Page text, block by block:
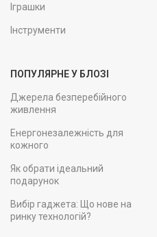
Іграшки
Інструменти
ПОПУЛЯРНЕ У БЛОЗІ
Джерела безперебійного
живлення
Енергонезалежність для
кожного
Як обрати ідеальний
подарунок
Вибір гаджета: Що нове на
ринку технологій?